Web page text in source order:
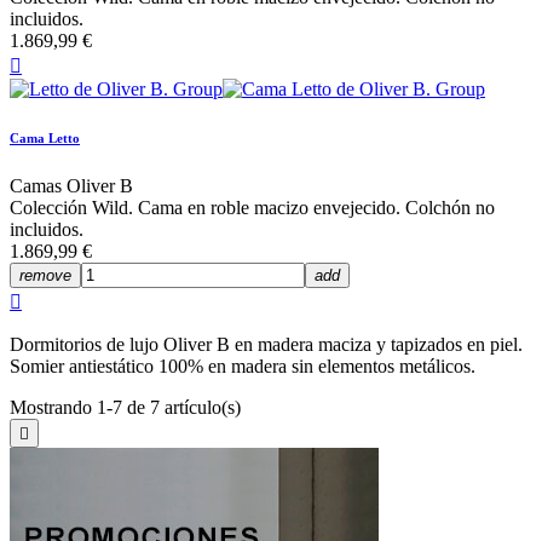
incluidos.
1.869,99 €

Cama Letto
Camas Oliver B
Colección Wild. Cama en roble macizo envejecido. Colchón no
incluidos.
1.869,99 €
remove add

Dormitorios de lujo Oliver B en madera maciza y tapizados en piel.
Somier antiestático 100% en madera sin elementos metálicos.
Mostrando 1-7 de 7 artículo(s)
